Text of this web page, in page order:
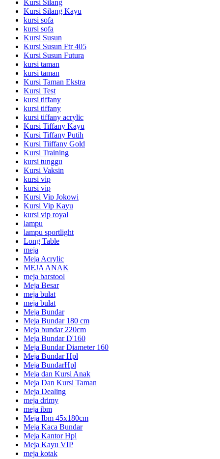
Kursi Silang
Kursi Silang Kayu
kursi sofa
kursi sofa
Kursi Susun
Kursi Susun Ftr 405
Kursi Susun Futura
kursi taman
kursi taman
Kursi Taman Ekstra
Kursi Test
kursi tiffany
kursi tiffany
kursi tiffany acrylic
Kursi Tiffany Kayu
Kursi Tiffany Putih
Kursi Tiiffany Gold
Kursi Training
kursi tunggu
Kursi Vaksin
kursi vip
kursi vip
Kursi Vip Jokowi
Kursi Vip Kayu
kursi vip royal
lampu
lampu sportlight
Long Table
meja
Meja Acrylic
MEJA ANAK
meja barstool
Meja Besar
meja bulat
meja bulat
Meja Bundar
Meja Bundar 180 cm
Meja bundar 220cm
Meja Bundar D'160
Meja Bundar Diameter 160
Meja Bundar Hpl
Meja BundarHpl
Meja dan Kursi Anak
Meja Dan Kursi Taman
Meja Dealing
meja drimy
meja ibm
Meja Ibm 45x180cm
Meja Kaca Bundar
Meja Kantor Hpl
Meja Kayu VIP
meja kotak